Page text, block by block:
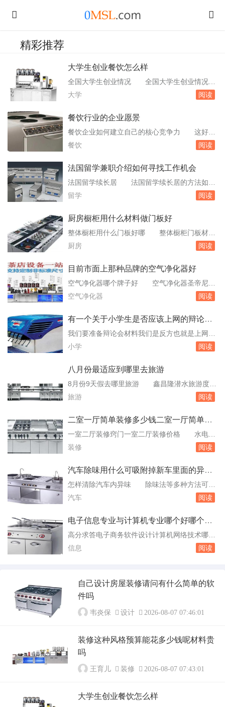
精彩推荐
大学生创业餐饮怎么样
全国大学生创业情况 全国大学生创业情况主
要包括以下几个方面：创业动机：大学生创业的
业的热爱、家庭影响等因素。其中，自我价值实
域广泛，涵盖了餐饮、农业、IT、运输、教育、
文化等多个行业。其中，餐饮。大学生水果店怎
大学 阅读
餐饮行业的企业愿景
餐饮企业如何建立自己的核心竞争力 这好象
是一个比较严肃的话题，特别是对于餐饮企业这
下餐饮企业的产品以高端餐饮为例：1：菜。以
务—企业和员工共同发展的企业战略循环这两个
循环的结合。合肥一斗米餐饮管理有限公司怎么
餐饮 阅读
法国留学兼职介绍如何寻找工作机会
法国留学续长居 法国留学续长居的方法如
下：了解居留许可类型：根据个人情况选择合适
雇佣合同，可以申请“受。寻求专业帮助：如果
寻求专业的移民顾问或律师的帮助。请注意，具
体的续长居流程可能会随着。关于法国留学
留学 阅读
厨房橱柜用什么材料做门板好
整体橱柜用什么门板好哪 整体橱柜门板材料
的选择取决于个人喜好、预算以及厨房的整体风
实木颗粒板：这种材料是由木材边角料经过高温
相对较低，适合预算有限的家庭。实木多层板：
由多层实木薄片叠加压制而成，具。橱柜门板用
厨房 阅读
目前市面上那种品牌的空气净化器好
空气净化器哪个牌子好 空气净化器圣帝尼的
好，而其价格我觉得也不算很贵，一般较好的空
加的物有所值，性价比很高。另外，我个人建议
产品，无论哪方面感觉都很不错，功能多，质量
也好，高效节能，而且清洁起来也很方便。空气
空气净化器 阅读
有一个关于小学生是否应该上网的辩论会
我是反方及认为弊大于利
我们要准备辩论会材料我们是反方也就是上网弊
处大于利而我是总结 4.青少年上网首先的一
生中近视的比例大约占60%。第二大危害就是电
方第一辩手：我方之所以认为上网的弊大于利，
是认为有很多不适宜我们的地方.我们经过讨论
小学 阅读
八月份最适应到哪里去旅游
8月份9天假去哪里旅游 鑫昌隆潜水旅游度假
村★★★07796013360，6012931，QQ330397
种类丰富，但是海水较浅，也可以坐船直接看
013337，6012514。晚上退潮后去猪崽岛翻螃
蟹、...
旅游 阅读
二室一厅简单装修多少钱二室一厅简单装
修要注意的事项都包括
一室二厅装修窍门一室二厅装修价格 水电改
造的本钱约为30元/米包括人工和材料。3.房子涂
元/㎡。铺设地板时，可以挑选一些复合地板。装
奢华，因此，您可以挑选简约风格而不降落档
次。简约风格可以减少装饰材料的数量，但要
装修 阅读
汽车除味用什么可吸附掉新车里面的异味
的
怎样清除汽车内异味 除味法等多种方法可以
清除汽车内异味。开窗通风经常开窗通风，这是
于车内空气中的异味及甲醛。去除车里的座椅保
源根除或减少异味的最好也是最实用的方法。使
用草药甲醛清洁剂可以使。去除汽车内异味用什
汽车 阅读
电子信息专业与计算机专业哪个好哪个有
前景
高分求答电子商务软件设计计算机网络技术哪个
专业好 这个专业对高中数学的要求较高。软
作。随着信息技术的不断发展，软件设计专业的
毕业生将会有很多机会。计算机网络技术：计算
机网络技术专业培养具备扎实的电子技术、计算
机技术...
信息 阅读
自己设计房屋装修请问有什么简单的软
件吗
韦炎保 设计 2026-08-07 07:46:01
装修这种风格预算能花多少钱呢材料贵
吗
王育儿 装修 2026-08-07 07:43:01
大学生创业餐饮怎么样